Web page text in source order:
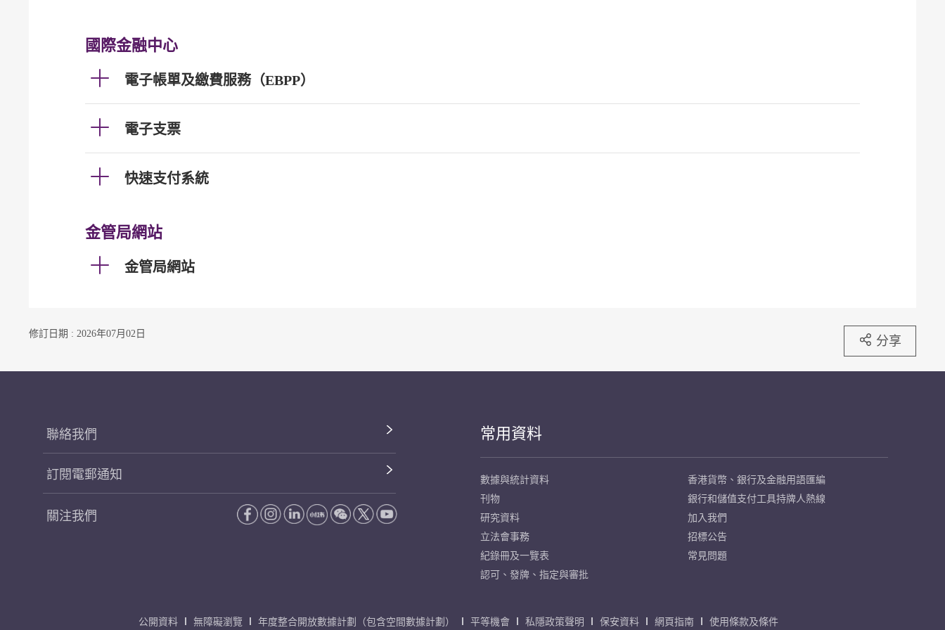
國際金融中心
電子帳單及繳費服務（EBPP）
電子支票
快速支付系統
金管局網站
金管局網站
修訂日期 : 2026年07月02日 分享
聯絡我們
訂閱電郵通知
關注我們
常用資料
數據與統計資料
刊物
研究資料
立法會事務
紀錄冊及一覽表
認可、發牌、指定與審批
香港貨幣、銀行及金融用語匯編
銀行和儲值支付工具持牌人熱線
加入我們
招標公告
常見問題
公開資料 無障礙瀏覽 年度整合開放數據計劃（包含空間數據計劃） 平等機會 私隱政策聲明 保安資料 網頁指南 使用條款及條件